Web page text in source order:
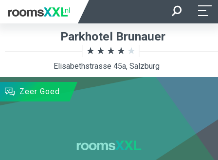
Ligging van de kamer Kamer
ZOEKEN
Parkhotel Brunauer
Elisabethstrasse 45a, Salzburg
Zeer Goed